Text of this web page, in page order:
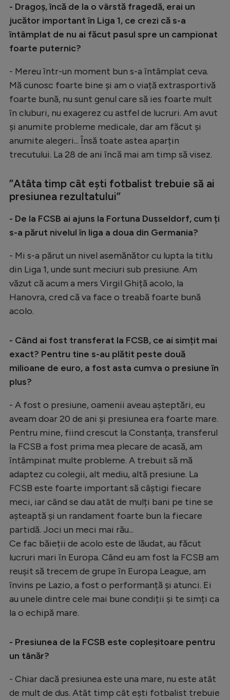
- Dragoș, încă de la o vârstă fragedă, erai un
jucător important în Liga 1, ce crezi că s-a
întâmplat de nu ai făcut pasul spre un campionat
foarte puternic?
- Mereu într-un moment bun s-a întâmplat ceva.
Mă cunosc foarte bine și am o viață extrasportivă
foarte bună, nu sunt genul care să ies foarte mult
în cluburi, nu exagerez cu astfel de lucruri. Am avut
și anumite probleme medicale, dar am făcut și
anumite alegeri... Însă toate astea aparțin
trecutului. La 28 de ani încă mai am timp să visez.
”Atâta timp cât ești fotbalist trebuie să ai
presiunea rezultatului”
- De la FCSB ai ajuns la Fortuna Dusseldorf, cum ți
s-a părut nivelul în liga a doua din Germania?
- Mi s-a părut un nivel asemănător cu lupta la titlu
din Liga 1, unde sunt meciuri sub presiune. Am
văzut că acum a mers Virgil Ghiță acolo, la
Hanovra, cred că va face o treabă foarte bună
acolo.
- Când ai fost transferat la FCSB, ce ai simțit mai
exact? Pentru tine s-au plătit peste două
milioane de euro, a fost asta cumva o presiune în
plus?
- A fost o presiune, oamenii aveau așteptări, eu
aveam doar 20 de ani și presiunea era foarte mare.
Pentru mine, fiind crescut la Constanța, transferul
la FCSB a fost prima mea plecare de acasă, am
întâmpinat multe probleme. A trebuit să mă
adaptez cu colegii, alt mediu, altă presiune. La
FCSB este foarte important să câștigi fiecare
meci, iar când se dau atât de mulți bani pe tine se
așteaptă și un randament foarte bun la fiecare
partidă. Joci un meci mai rău...
Ce fac băieții de acolo este de lăudat, au făcut
lucruri mari în Europa. Când eu am fost la FCSB am
reușit să trecem de grupe în Europa League, am
învins pe Lazio, a fost o performanță și atunci. Ei
au unele dintre cele mai bune condiții și te simți ca
la o echipă mare.
- Presiunea de la FCSB este copleșitoare pentru
un tânăr?
- Chiar dacă presiunea este una mare, nu este atât
de mult de dus. Atât timp cât ești fotbalist trebuie